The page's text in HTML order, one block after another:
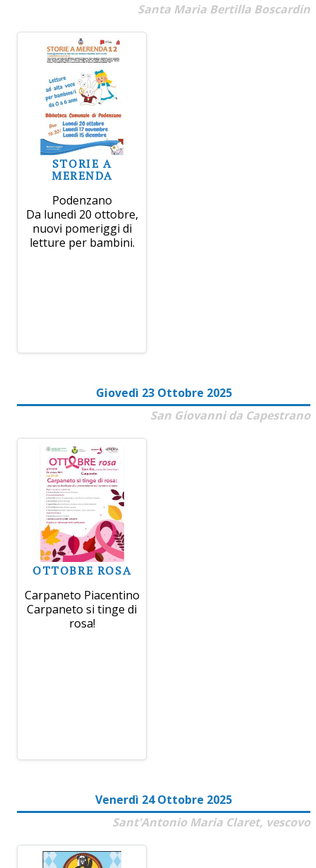
Santa Maria Bertilla Boscardin
STORIE A
MERENDA
Podenzano
Da lunedì 20 ottobre,
nuovi pomeriggi di
letture per bambini.
Giovedì 23 Ottobre 2025
San Giovanni da Capestrano
OTTOBRE ROSA
Carpaneto Piacentino
Carpaneto si tinge di
rosa!
Venerdì 24 Ottobre 2025
Sant'Antonio Maria Claret, vescovo